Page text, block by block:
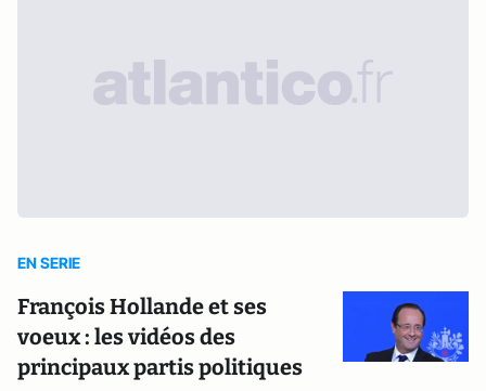
EN SERIE
François Hollande et ses
voeux : les vidéos des
principaux partis politiques